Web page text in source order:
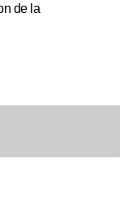
de la